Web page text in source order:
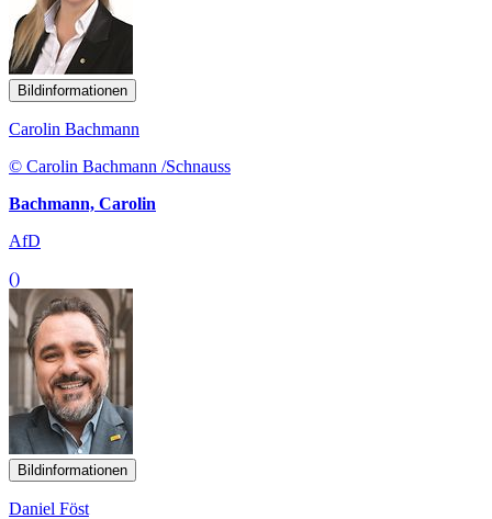
Bildinformationen
Carolin Bachmann
© Carolin Bachmann /Schnauss
Bachmann, Carolin
AfD
()
Bildinformationen
Daniel Föst